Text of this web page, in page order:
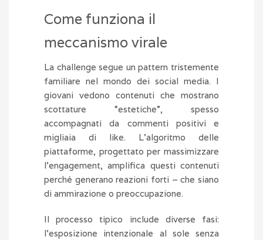
Come funziona il
meccanismo virale
La challenge segue un pattern tristemente
familiare nel mondo dei social media. I
giovani vedono contenuti che mostrano
scottature “estetiche”, spesso
accompagnati da commenti positivi e
migliaia di like. L’algoritmo delle
piattaforme, progettato per massimizzare
l’engagement, amplifica questi contenuti
perché generano reazioni forti – che siano
di ammirazione o preoccupazione.
Il processo tipico include diverse fasi:
l’esposizione intenzionale al sole senza